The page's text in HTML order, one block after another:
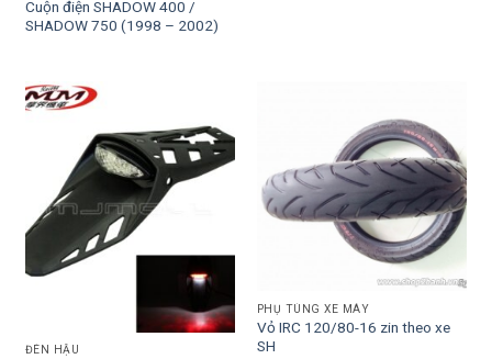
Cuộn điện SHADOW 400 /
SHADOW 750 (1998 – 2002)
ĐÈN HẬU
PHỤ TÙNG XE MÁY
Vỏ IRC 120/80-16 zin theo xe
SH